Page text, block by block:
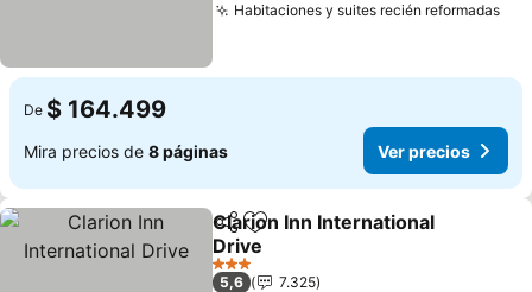
Habitaciones y suites recién reformadas
De $ 164.499
Mira precios de 8 páginas Ver precios
CompartirAgregar a favoritos
Clarion Inn International
Drive
Ver precios
3 Estrellas
5,6
7.325